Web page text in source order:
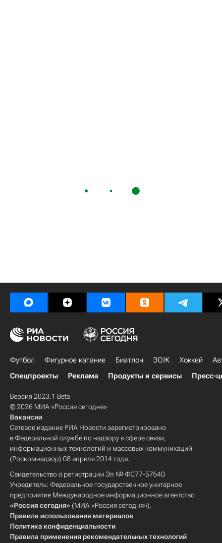
Футбол Фигурное катание Биатлон ЗОЖ Хоккей
Спецпроекты
Реклама Продукты и сервисы Пресс-
Версия 2023.1 Beta
© 2026 МИА «Россия сегодня»
Вакансии
Сетевое издание РИА Новости зарегистрировано
в Федеральной службе по надзору в сфере связи,
информационных технологий и массовых коммуникаций
(Роскомнадзор) 08 апреля 2014 года.
Свидетельство о регистрации Эл № ФС77-57640
Учредитель: Федеральное государственное унитарное
предприятие Международное информационное агентство
«Россия сегодня» (МИА «Россия сегодня»).
Правила использования материалов
Политика конфиденциальности
Правила применения рекомендательных технологий